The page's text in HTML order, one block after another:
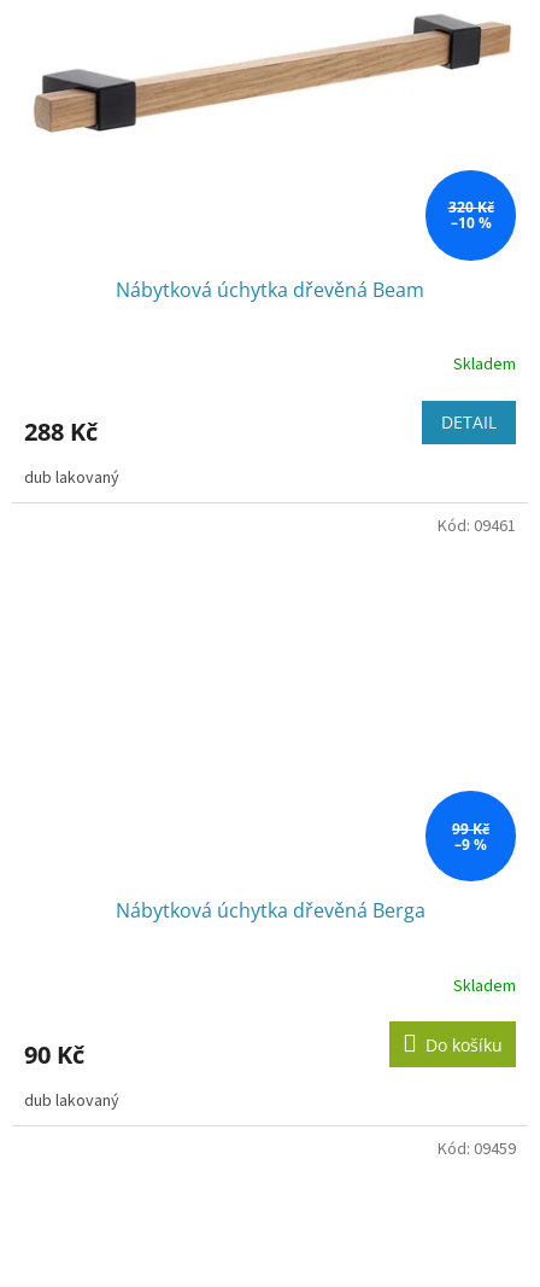
320 Kč
–10 %
Nábytková úchytka dřevěná Beam
Skladem
288 Kč DETAIL
dub lakovaný
99 Kč
–9 %
Nábytková úchytka dřevěná Berga
Skladem
90 Kč Do košíku
dub lakovaný
Kód: 09461
Kód: 09459